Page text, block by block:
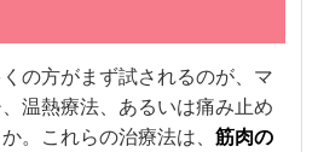
の方がまず試されるのが、マ
温熱療法、あるいは痛み止め
。これらの治療法は、筋肉の